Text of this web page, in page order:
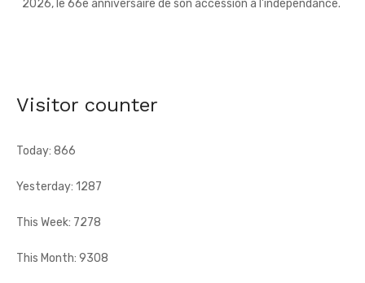
Abengourou, a ...
Visitor counter
Today: 866
Yesterday: 1287
This Week: 7278
This Month: 9308